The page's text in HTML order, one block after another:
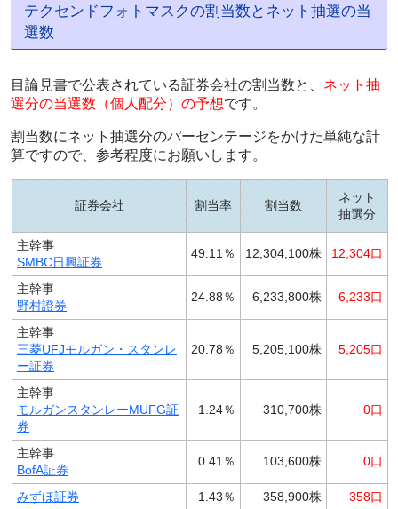
テクセンドフォトマスクの割当数とネット抽選の当
選数
目論見書で公表されている証券会社の割当数と、 ネット抽
選分の当選数（個人配分）の予想です。
割当数にネット抽選分のパーセンテージをかけた単純な計
算ですので、参考程度にお願いします。
証券会社 割当率 割当数
ネット
抽選分
主幹事
SMBC日興証券
49.11％ 12,304,100株 12,304口
主幹事
野村證券
24.88％ 6,233,800株 6,233口
主幹事
三菱UFJモルガン・スタンレ
ー証券
20.78％ 5,205,100株 5,205口
主幹事
モルガンスタンレーMUFG証
券
1.24％ 310,700株 0口
主幹事
BofA証券
0.41％ 103,600株 0口
みずほ証券 1.43％ 358,900株 358口